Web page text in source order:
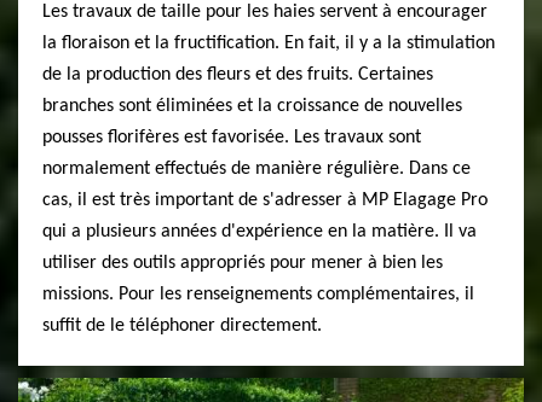
Les travaux de taille pour les haies servent à encourager
la floraison et la fructification. En fait, il y a la stimulation
de la production des fleurs et des fruits. Certaines
branches sont éliminées et la croissance de nouvelles
pousses florifères est favorisée. Les travaux sont
normalement effectués de manière régulière. Dans ce
cas, il est très important de s'adresser à MP Elagage Pro
qui a plusieurs années d'expérience en la matière. Il va
utiliser des outils appropriés pour mener à bien les
missions. Pour les renseignements complémentaires, il
suffit de le téléphoner directement.